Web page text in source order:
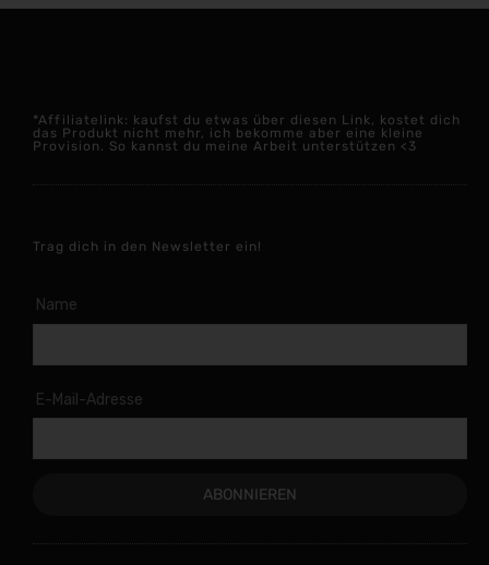
*Affiliatelink: kaufst du etwas über diesen Link, kostet dich
das Produkt nicht mehr, ich bekomme aber eine kleine
Provision. So kannst du meine Arbeit unterstützen <3
Trag dich in den Newsletter ein!
Name
E-Mail-Adresse